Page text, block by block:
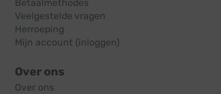
Betaalmethodes
Veelgestelde vragen
Herroeping
Mijn account (inloggen)
Over ons
Over ons